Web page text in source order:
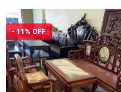
- 11% OFF